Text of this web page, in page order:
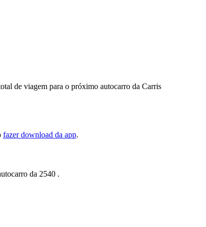
de viagem para o próximo autocarro da Carris
fazer download da app.
da 2540 .